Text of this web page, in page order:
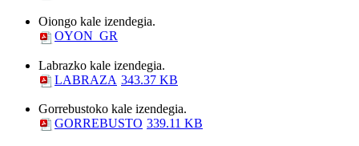
Oiongo kale izendegia.
OYON_GR
Labrazko kale izendegia.
LABRAZA 343.37 KB
Gorrebustoko kale izendegia.
GORREBUSTO 339.11 KB